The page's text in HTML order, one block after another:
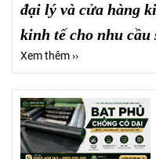
đại lý và cửa hàng
kinh tế cho nhu cầu
Xem thêm ››